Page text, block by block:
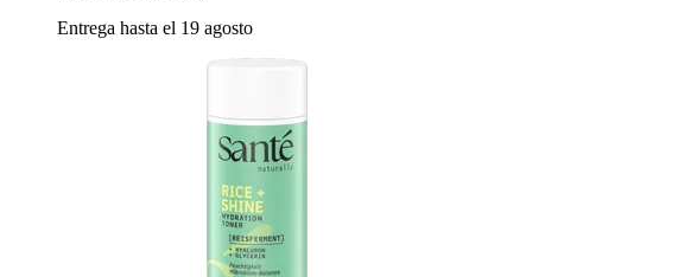
Entrega hasta el 19 agosto